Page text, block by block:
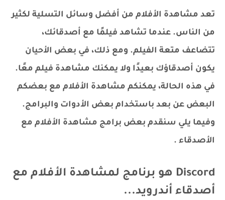
تعد مشاهدة الأفلام من أفضل وسائل التسلية لكثير
من الناس. عندما تشاهد فيلمًا مع أصدقائك،
تتضاعف متعة الفيلم. ومع ذلك، في بعض الأحيان
يكون أصدقاؤك بعيدًا ولا يمكنك مشاهدة فيلم معًا.
في هذه الحالة، يمكنكم مشاهدة الأفلام مع بعضكم
البعض عن بعد باستخدام بعض الأدوات والبرامج.
وفيما يلي سنقدم بعض برامج مشاهدة الأفلام مع
الأصدقاء .
Discord هو برنامج لمشاهدة الأفلام مع
أصدقاء أندرويد...